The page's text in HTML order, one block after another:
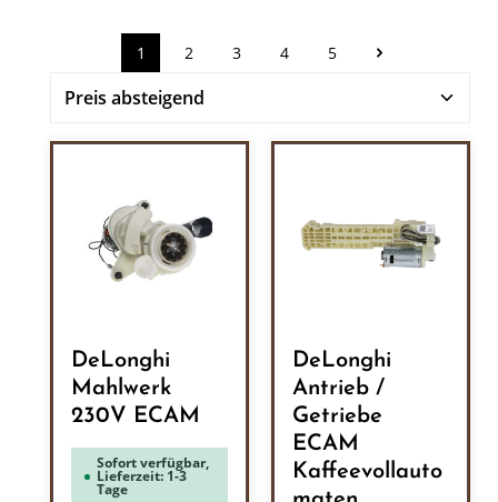
Seite
1 Seite
2 Seite
3 Seite
4 Seite
5
DeLonghi
Mahlwerk
230V ECAM
Sofort verfügbar,
Lieferzeit: 1-3
Tage
DeLonghi
Antrieb /
Getriebe
ECAM
Kaffeevollauto